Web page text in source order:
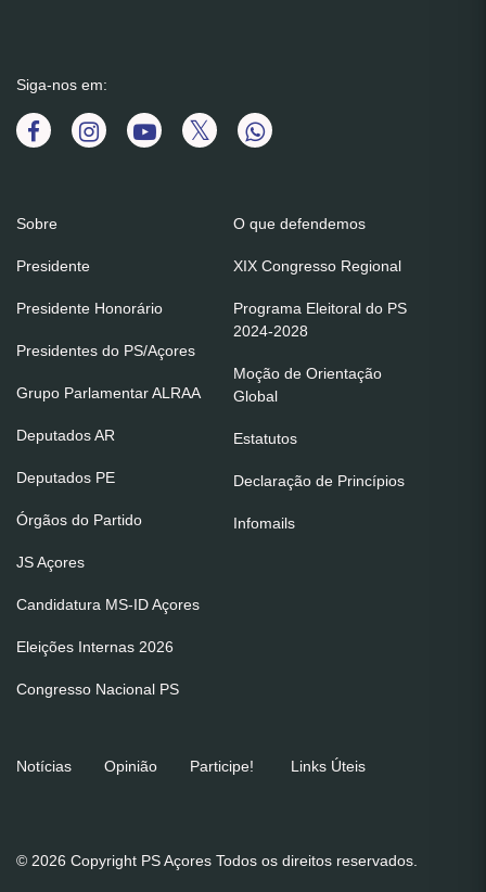
Siga-nos em:
Sobre
Presidente
Presidente Honorário
Presidentes do PS/Açores
Grupo Parlamentar ALRAA
Deputados AR
Deputados PE
Órgãos do Partido
JS Açores
Candidatura MS-ID Açores
Eleições Internas 2026
Congresso Nacional PS
O que defendemos
XIX Congresso Regional
Programa Eleitoral do PS
2024-2028
Moção de Orientação
Global
Estatutos
Declaração de Princípios
Infomails
Notícias Opinião Participe! Links Úteis
© 2026 Copyright PS Açores Todos os direitos reservados.